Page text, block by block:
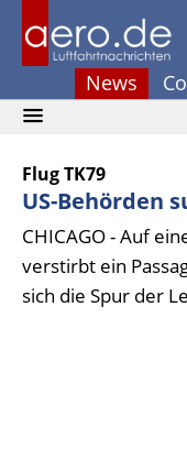
News
Flug TK79
US-Behörden
CHICAGO - Auf
verstirbt ein
sich die Spur der